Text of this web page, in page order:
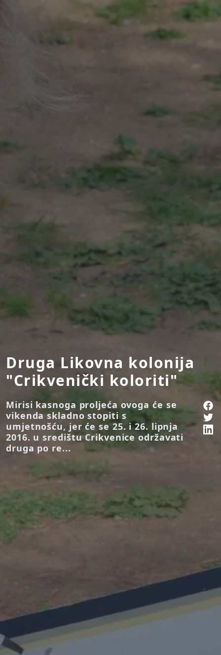
Druga Likovna kolonija
"Crikvenički koloriti"
Mirisi kasnoga proljeća ovoga će se
vikenda skladno stopiti s
umjetnošću, jer će se 25. i 26. lipnja
2016. u središtu Crikvenice održavati
druga po re...